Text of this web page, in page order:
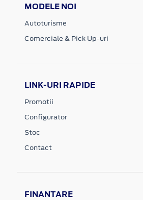
MODELE NOI
Autoturisme
Comerciale & Pick Up-uri
LINK-URI RAPIDE
Promotii
Configurator
Stoc
Contact
FINANTARE